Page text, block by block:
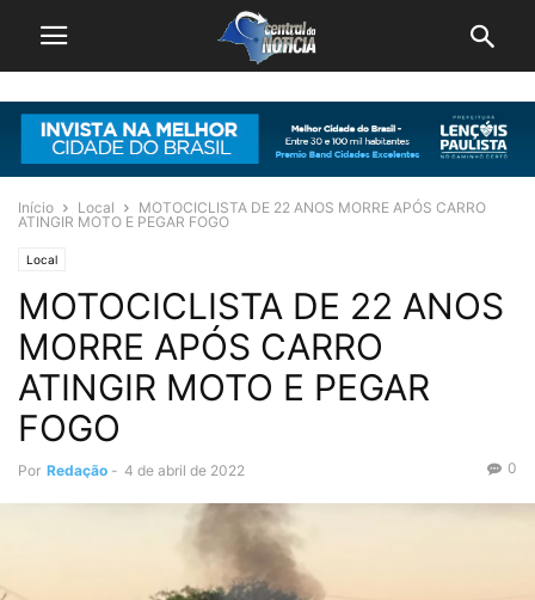
Início Local
MOTOCICLISTA DE 22 ANOS MORRE APÓS CARRO
ATINGIR MOTO E PEGAR FOGO
Local
MOTOCICLISTA DE 22 ANOS
MORRE APÓS CARRO
ATINGIR MOTO E PEGAR
FOGO
Por Redação - 4 de abril de 2022 0